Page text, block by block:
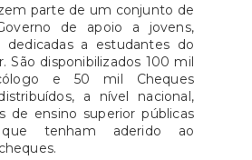
parte de um conjunto de
de apoio a jovens,
dedicadas a estudantes do
São disponibilizados 100 mil
e 50 mil Cheques
a nível nacional,
de ensino superior públicas
tenham aderido ao